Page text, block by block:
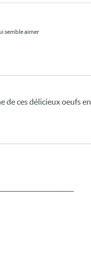
semble aimer
de ces délicieux oeufs